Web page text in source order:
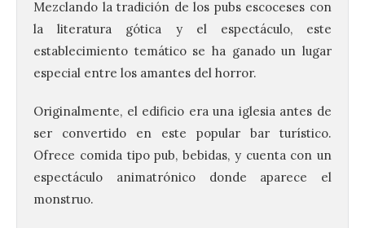
Mezclando la tradición de los pubs escoceses con
la literatura gótica y el espectáculo, este
establecimiento temático se ha ganado un lugar
especial entre los amantes del horror.
Originalmente, el edificio era una iglesia antes de
ser convertido en este popular bar turístico.
Ofrece comida tipo pub, bebidas, y cuenta con un
espectáculo animatrónico donde aparece el
monstruo.
El Ayuntamiento de La